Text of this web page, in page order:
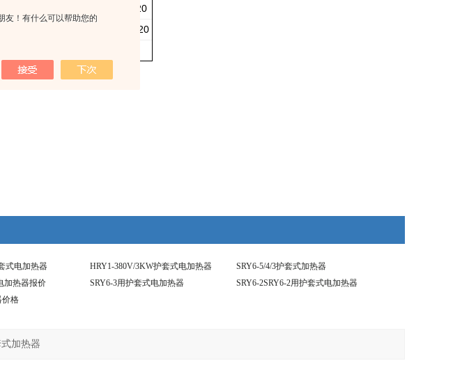
友！有什么可以帮助您的
920
1120
式电加热器 HRY1-380V/3KW护套式电加热器
SRY6-5/4/3护套式加热器
加热器报价 SRY6-3用护套式电加热器
SRY6-2SRY6-2用护套式电加热器
价格